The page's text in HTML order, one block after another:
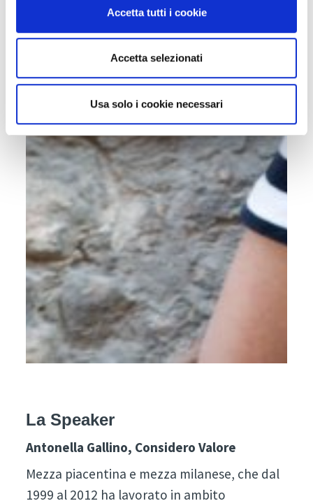
Accetta tutti i cookie
Accetta selezionati
Usa solo i cookie necessari
La Speaker
Antonella Gallino, Considero Valore
Mezza piacentina e mezza milanese, che dal
1999 al 2012 ha lavorato in ambito